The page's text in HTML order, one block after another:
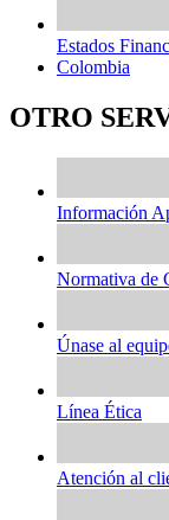
Estados
Colombia
OTRO
Información
Normativa de
Únase al
Línea Ética
Atención al